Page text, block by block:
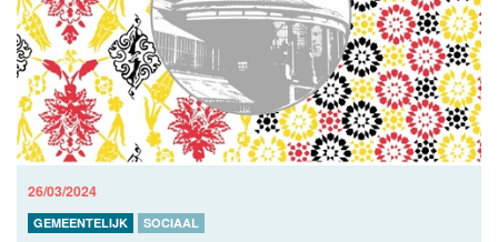
26/03/2024
GEMEENTELIJK SOCIAAL